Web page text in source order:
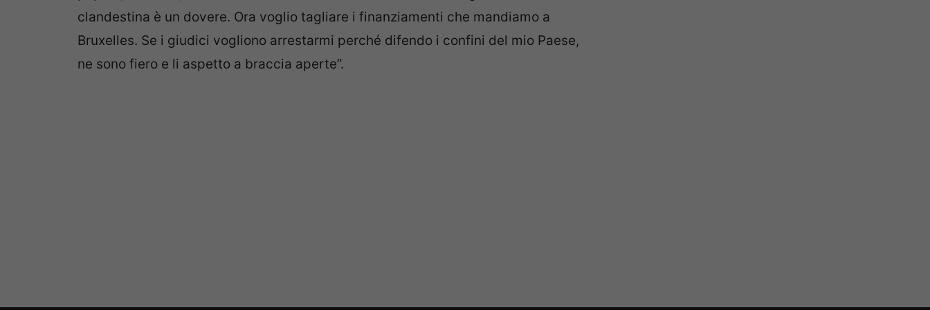
clandestina è un dovere. Ora voglio tagliare i finanziamenti che mandiamo a
Bruxelles. Se i giudici vogliono arrestarmi perché difendo i confini del mio Paese,
ne sono fiero e li aspetto a braccia aperte”.